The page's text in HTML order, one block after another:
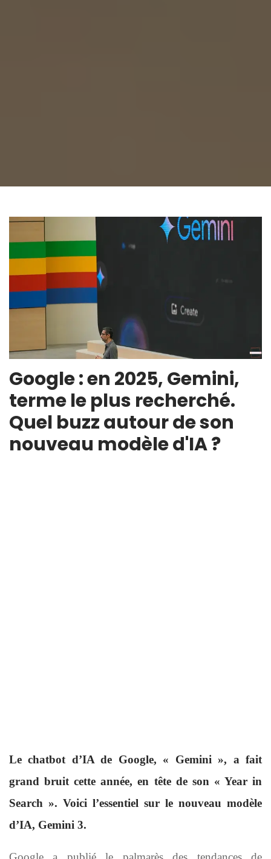
Google : en 2025, Gemini,
terme le plus recherché.
Quel buzz autour de son
nouveau modèle d'IA ?
Le chatbot d’IA de Google, « Gemini », a fait
grand bruit cette année, en tête de son « Year in
Search ». Voici l’essentiel sur le nouveau modèle
d’IA, Gemini 3.